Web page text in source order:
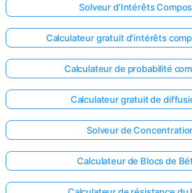
Solveur d'Intérêts
Calculateur gratuit d'intérêts
Calculateur de probabilité
Calculateur gratuit de
Solveur de
Calculateur de Blocs de